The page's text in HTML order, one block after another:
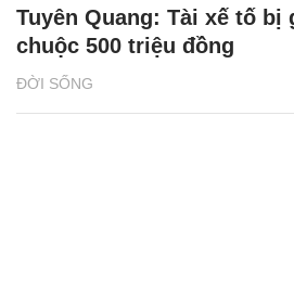
ĐỜI SỐNG
Tuyên Quang: Tài xế tố bị
chuộc 500 triệu đồng